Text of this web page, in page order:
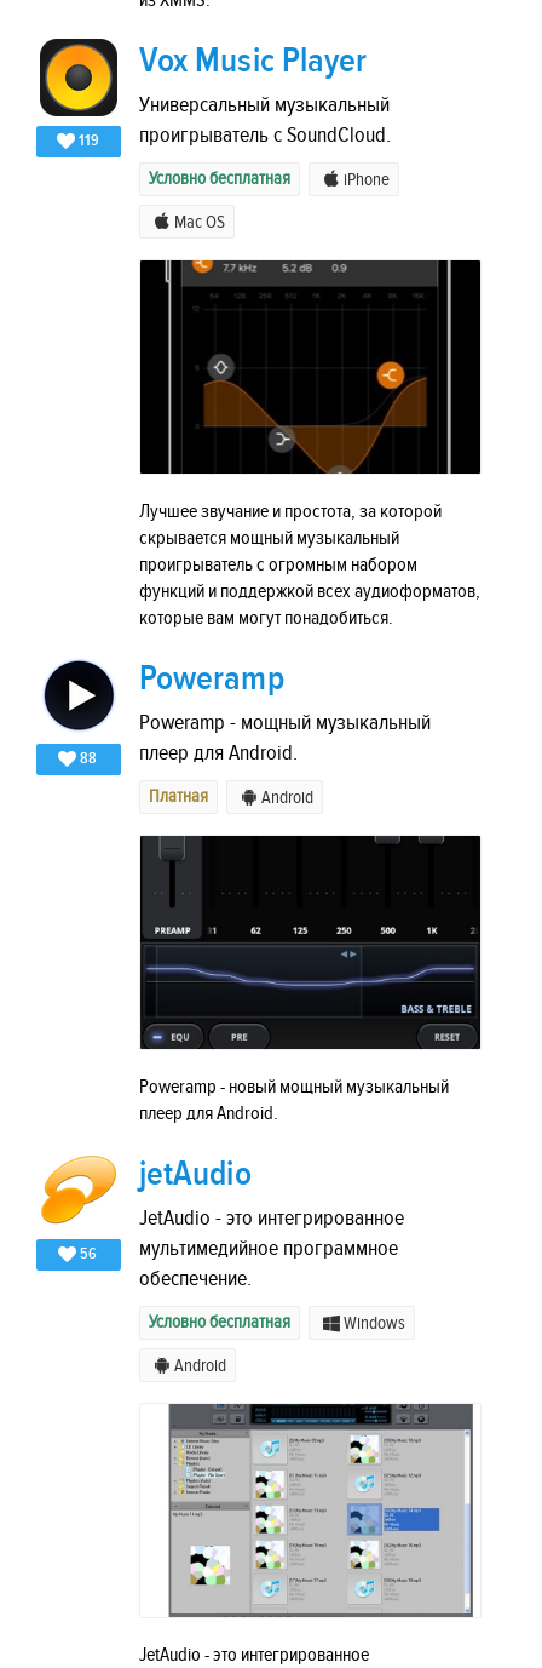
119
Vox Music Player
Универсальный музыкальный
проигрыватель с SoundCloud.
Условно бесплатная iPhone
Mac OS
Лучшее звучание и простота, за которой
скрывается мощный музыкальный
проигрыватель с огромным набором
функций и поддержкой всех аудиоформатов,
которые вам могут понадобиться.
88
Poweramp
Poweramp - мощный музыкальный
плеер для Android.
Платная Android
Poweramp - новый мощный музыкальный
плеер для Android.
56
jetAudio
JetAudio - это интегрированное
мультимедийное программное
обеспечение.
Условно бесплатная Windows
Android
JetAudio - это интегрированное